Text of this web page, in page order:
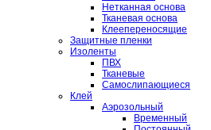
Нетканная основа
Тканевая основа
Клеепереносящие
Защитные пленки
Изоленты
ПВХ
Тканевые
Самослипающиеся
Клей
Аэрозольный
Временный